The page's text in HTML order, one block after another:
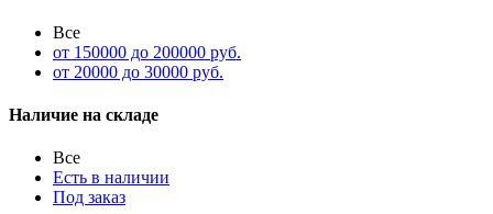
Все
от 150000 до 200000 руб.
от 20000 до 30000 руб.
Наличие на складе
Все
Есть в наличии
Под заказ